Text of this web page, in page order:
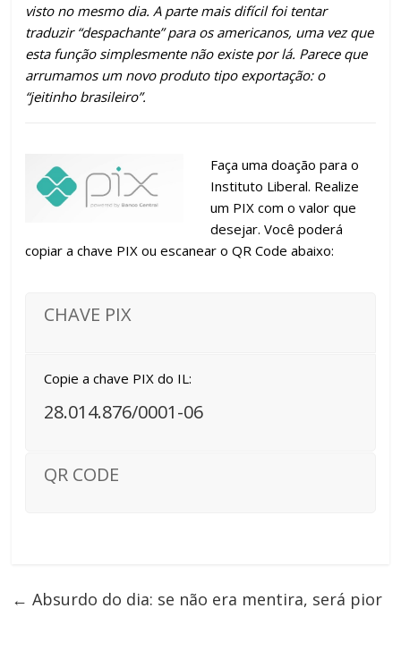
visto no mesmo dia. A parte mais difícil foi tentar
traduzir “despachante” para os americanos, uma vez que
esta função simplesmente não existe por lá. Parece que
arrumamos um novo produto tipo exportação: o
“jeitinho brasileiro”.
Faça uma doação para o
Instituto Liberal. Realize
um PIX com o valor que
desejar. Você poderá
copiar a chave PIX ou escanear o QR Code abaixo:
CHAVE PIX
Copie a chave PIX do IL:
28.014.876/0001-06
QR CODE
← Absurdo do dia: se não era mentira, será pior